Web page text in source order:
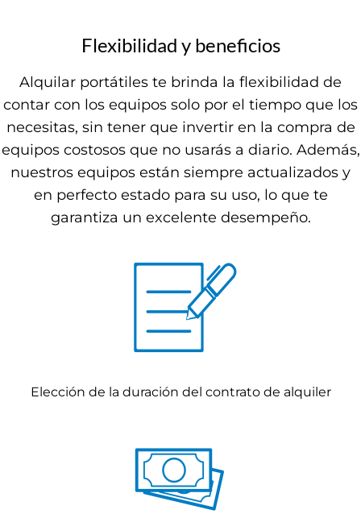
Flexibilidad y beneficios
Alquilar portátiles te brinda la flexibilidad de
contar con los equipos solo por el tiempo que los
necesitas, sin tener que invertir en la compra de
equipos costosos que no usarás a diario. Además,
nuestros equipos están siempre actualizados y
en perfecto estado para su uso, lo que te
garantiza un excelente desempeño.
Elección de la duración del contrato de alquiler